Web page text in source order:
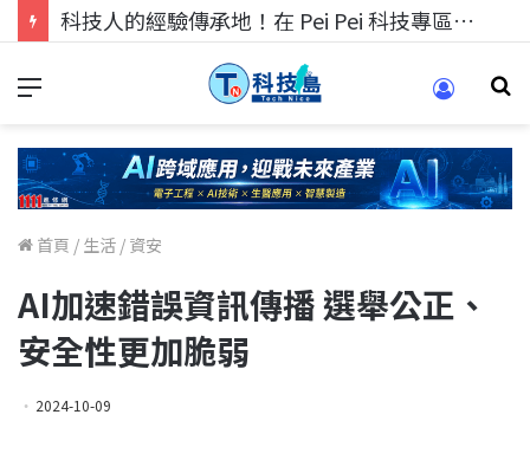
科技人找工作，就到TECH+ 科技專區!
首頁 / 生活 / 資安
AI加速錯誤資訊傳播 選舉公正、
安全性更加脆弱
2024-10-09